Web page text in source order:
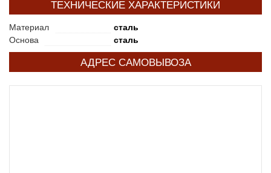
ТЕХНИЧЕСКИЕ ХАРАКТЕРИСТИКИ
Материал
сталь
Основа
сталь
АДРЕС САМОВЫВОЗА